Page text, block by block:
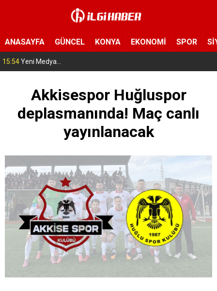
ANASAYFA GÜNCEL KONYA EKONOMİ SPOR
15:54Yeni Medya Cemiyeti’nden Hakimiyet Gazetesi’ne 30. yıl ziyareti
Akkisespor Huğluspor
deplasmanında! Maç canlı
yayınlanacak